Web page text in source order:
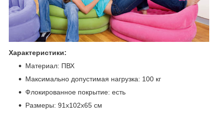
Характеристики:
Материал: ПВХ
Максимально допустимая нагрузка: 100 кг
Флокированное покрытие: есть
Размеры: 91x102x65 см